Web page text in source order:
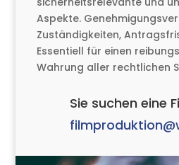
Aspekte.
Zuständigkeiten,
Essentiell für einen
Wahrung aller rechtlichen
Sie suchen eine